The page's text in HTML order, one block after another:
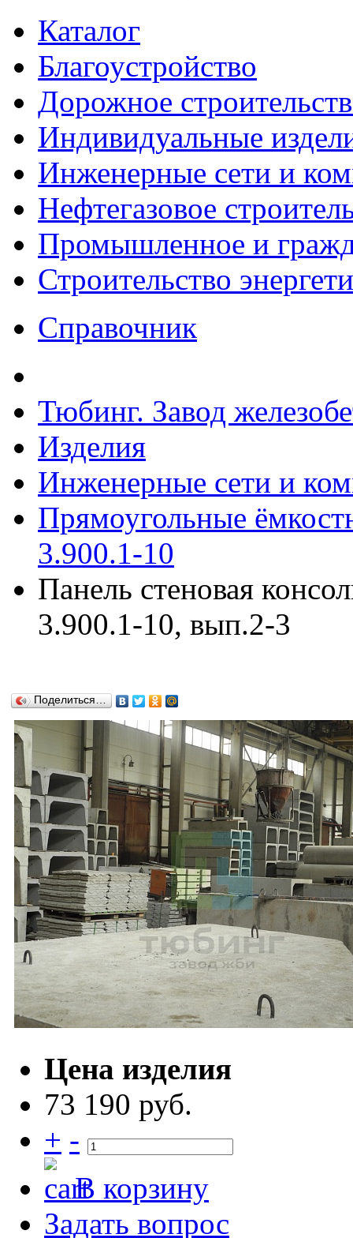
Каталог
Благоустройство
Дорожное
Индивидуальные
Инженерные сети и
Нефтегазовое
Промышленное и
Строительство
Справочник
Тюбинг. Завод
Изделия
Инженерные сети и
Прямоугольные
3.900.1-10
Панель стеновая
3.900.1-10, вып.2-3
Поделиться…
Цена изделия
73 190 руб.
+ -
В корзину
Задать вопрос